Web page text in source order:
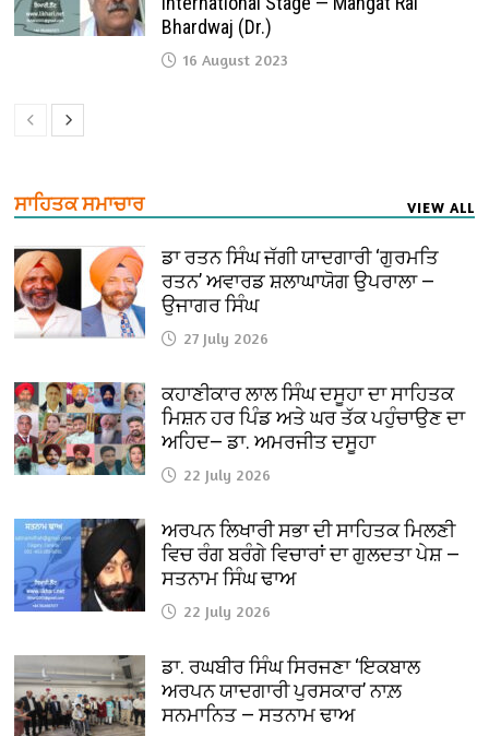
Bhardwaj (Dr.)
16 August 2023
ਸਾਹਿਤਕ ਸਮਾਚਾਰ VIEW ALL
ਡਾ ਰਤਨ ਸਿੰਘ ਜੱਗੀ ਯਾਦਗਾਰੀ ‘ਗੁਰਮਤਿ
ਰਤਨ’ ਅਵਾਰਡ ਸ਼ਲਾਘਾਯੋਗ ਉਪਰਾਲਾ —
ਉਜਾਗਰ ਸਿੰਘ
27 July 2026
ਕਹਾਣੀਕਾਰ ਲਾਲ ਸਿੰਘ ਦਸੂਹਾ ਦਾ ਸਾਹਿਤਕ
ਮਿਸ਼ਨ ਹਰ ਪਿੰਡ ਅਤੇ ਘਰ ਤੱਕ ਪਹੁੰਚਾਉਣ ਦਾ
ਅਹਿਦ— ਡਾ. ਅਮਰਜੀਤ ਦਸੂਹਾ
22 July 2026
ਅਰਪਨ ਲਿਖਾਰੀ ਸਭਾ ਦੀ ਸਾਹਿਤਕ ਮਿਲਣੀ
ਵਿਚ ਰੰਗ ਬਰੰਗੇ ਵਿਚਾਰਾਂ ਦਾ ਗੁਲਦਤਾ ਪੇਸ਼ —
ਸਤਨਾਮ ਸਿੰਘ ਢਾਅ
22 July 2026
ਡਾ. ਰਘਬੀਰ ਸਿੰਘ ਸਿਰਜਣਾ ‘ਇਕਬਾਲ
ਅਰਪਨ ਯਾਦਗਾਰੀ ਪੁਰਸਕਾਰ’ ਨਾਲ਼
ਸਨਮਾਨਿਤ — ਸਤਨਾਮ ਢਾਅ